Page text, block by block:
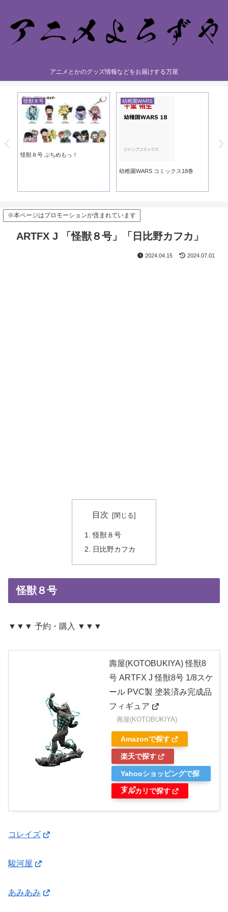
アニメとかのグッズ情報などをお届けする万屋
怪獣８号
怪獣８号 ぷちめもっ！
幼稚園WARS
幼稚園WARS コミックス18巻
※本ページはプロモーションが含まれています
ARTFX J 「怪獣８号」「日比野カフカ」
2024.04.15 2024.07.01
目次
怪獣８号
日比野カフカ
怪獣８号
▼▼▼ 予約・購入 ▼▼▼
壽屋(KOTOBUKIYA) 怪獣8
号 ARTFX J 怪獣8号 1/8スケ
ール PVC製 塗装済み完成品
フィギュア
壽屋(KOTOBUKIYA)
Amazonで探す
楽天で探す
Yahooショッピングで探
す
メルカリで探す
コレイズ
駿河屋
あみあみ